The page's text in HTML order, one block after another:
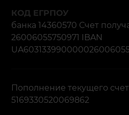
КОД ЕГРПОУ
банка 14360570 Счет
26006055750971 IBAN
Пополнение текущего
5169330520069862